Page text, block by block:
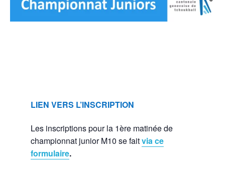
LIEN VERS L’INSCRIPTION
Les inscriptions pour la 1ère matinée de
championnat junior M10 se faitvia ce
formulaire.